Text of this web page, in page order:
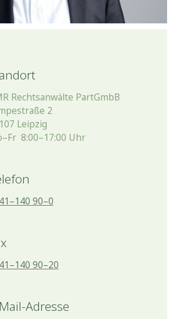
Rechtsanwälte PartGmbB
2
Leipzig
8:00–17:00 Uhr
90–0
90–20
Adresse